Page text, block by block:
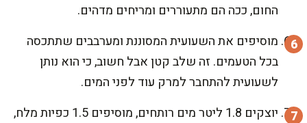
החום, ככה הם מתעוררים ומריחים מדהים.
מוסיפים את השעועית המסוננת ומערבבים שתתכסה
בכל הטעמים. זה שלב קטן אבל חשוב, כי הוא נותן
לשעועית להתחבר למרק עוד לפני המים.
יוצקים 1.8 ליטר מים רותחים, מוסיפים 1.5 כפיות מלח,